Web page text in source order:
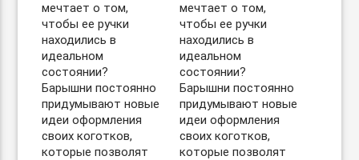
мечтает о том,
чтобы ее ручки
находились в
идеальном
состоянии? ⠀
Барышни постоянно
придумывают новые
идеи оформления
своих коготков,
которые позволят
мечтает о том,
чтобы ее ручки
находились в
идеальном
состоянии? ⠀
Барышни постоянно
придумывают новые
идеи оформления
своих коготков,
которые позволят